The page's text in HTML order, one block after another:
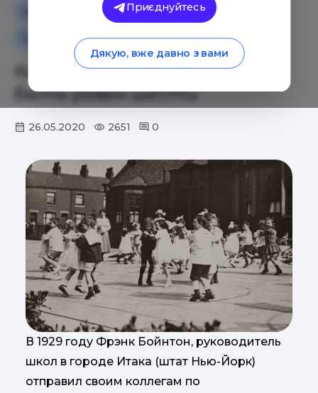
Особистий досвід
Освіта в Україні
Іноземний досвід
Как один год учёбы может
быть равен шести
26.05.2020 2651 0
В 1929 году Фрэнк Бойнтон, руководитель
школ в городе Итака (штат Нью-Йорк)
отправил своим коллегам по
Приєднуйтесь
Дякую, вже давно з вами